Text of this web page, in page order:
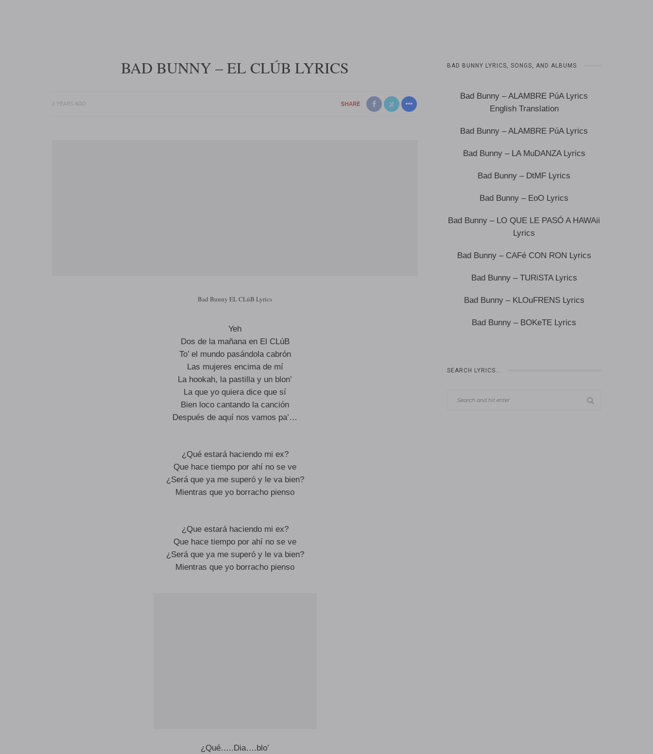
BAD BUNNY – EL CLÚB LYRICS
2 YEARS AGO SHARE
Bad Bunny EL CLúB Lyrics
Yeh
Dos de la mañana en El CLúB
To’ el mundo pasándola cabrón
Las mujeres encima de mí
La hookah, la pastilla y un blon’
La que yo quiera dice que sí
Bien loco cantando la canción
Después de aquí nos vamos pa’…
¿Qué estará haciendo mi ex?
Que hace tiempo por ahí no se ve
¿Será que ya me superó y le va bien?
Mientras que yo borracho pienso
¿Que estará haciendo mi ex?
Que hace tiempo por ahí no se ve
¿Será que ya me superó y le va bien?
Mientras que yo borracho pienso
¿Qué…..Dia….blo’
BAD BUNNY LYRICS, SONGS, AND ALBUMS
Bad Bunny – ALAMBRE PúA Lyrics
English Translation
Bad Bunny – ALAMBRE PúA Lyrics
Bad Bunny – LA MuDANZA Lyrics
Bad Bunny – DtMF Lyrics
Bad Bunny – EoO Lyrics
Bad Bunny – LO QUE LE PASÓ A HAWAii
Lyrics
Bad Bunny – CAFé CON RON Lyrics
Bad Bunny – TURiSTA Lyrics
Bad Bunny – KLOuFRENS Lyrics
Bad Bunny – BOKeTE Lyrics
SEARCH LYRICS…